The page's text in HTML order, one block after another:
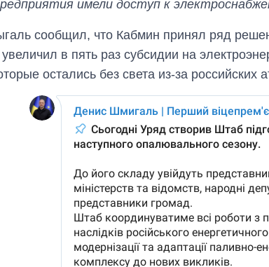
имели доступ к
сообщил, что Кабмин принял ряд
увеличил в пять раз субсидии на
остались без света из-за российских